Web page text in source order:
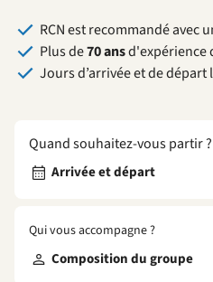
RCN est recommandé avec
Plus de70 ansd'expérience
Jours d’arrivée et de départ
Quand souhaitez-vous partir ?
Arrivée et départ
Qui vous accompagne ?
Composition du groupe